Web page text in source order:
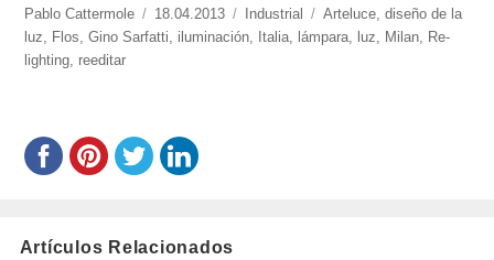
https://www.experimenta.es/author/Pablo%20Cattermole/
Pablo Cattermole
Publicado
el
18.04.2013 Categorías
Industrial Etiquetas
Arteluce ,diseño de la
luz
Flos ,Gino Sarfatti iluminación Italia lámpara luz Milan
Re-
lighting reeditar
Artículos Relacionados